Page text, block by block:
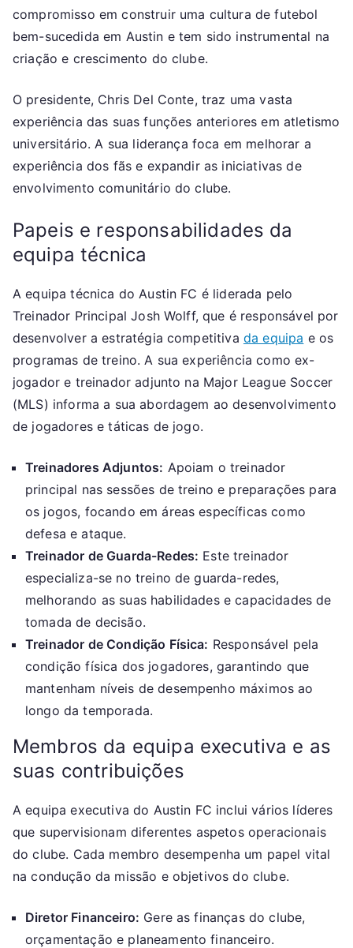
compromisso em construir uma cultura de futebol
bem-sucedida em Austin e tem sido instrumental na
criação e crescimento do clube.
O presidente, Chris Del Conte, traz uma vasta
experiência das suas funções anteriores em atletismo
universitário. A sua liderança foca em melhorar a
experiência dos fãs e expandir as iniciativas de
envolvimento comunitário do clube.
Papeis e responsabilidades da
equipa técnica
A equipa técnica do Austin FC é liderada pelo
Treinador Principal Josh Wolff, que é responsável por
desenvolver a estratégia competitiva da equipa e os
programas de treino. A sua experiência como ex-
jogador e treinador adjunto na Major League Soccer
(MLS) informa a sua abordagem ao desenvolvimento
de jogadores e táticas de jogo.
Treinadores Adjuntos: Apoiam o treinador
principal nas sessões de treino e preparações para
os jogos, focando em áreas específicas como
defesa e ataque.
Treinador de Guarda-Redes: Este treinador
especializa-se no treino de guarda-redes,
melhorando as suas habilidades e capacidades de
tomada de decisão.
Treinador de Condição Física: Responsável pela
condição física dos jogadores, garantindo que
mantenham níveis de desempenho máximos ao
longo da temporada.
Membros da equipa executiva e as
suas contribuições
A equipa executiva do Austin FC inclui vários líderes
que supervisionam diferentes aspetos operacionais
do clube. Cada membro desempenha um papel vital
na condução da missão e objetivos do clube.
Diretor Financeiro: Gere as finanças do clube,
orçamentação e planeamento financeiro.